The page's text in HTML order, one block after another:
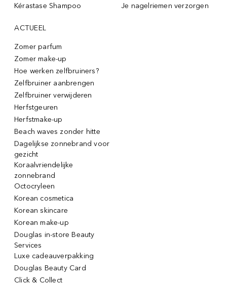
Kérastase Shampoo
Je nagelriemen verzorgen
ACTUEEL
Zomer parfum
Zomer make-up
Hoe werken zelfbruiners?
Zelfbruiner aanbrengen
Zelfbruiner verwijderen
Herfstgeuren
Herfstmake-up
Beach waves zonder hitte
Dagelijkse zonnebrand voor
gezicht
Koraalvriendelijke
zonnebrand
Octocryleen
Korean cosmetica
Korean skincare
Korean make-up
Douglas in-store Beauty
Services
Luxe cadeauverpakking
Douglas Beauty Card
Click & Collect